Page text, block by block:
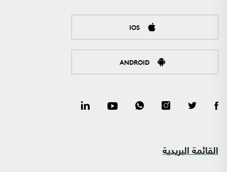
IOS
ANDROID
القائمة البريدية